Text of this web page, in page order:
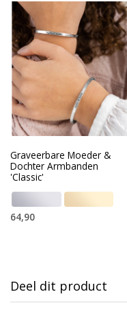
Graveerbare Moeder &
Dochter Armbanden
'Classic'
64,90
Deel dit product